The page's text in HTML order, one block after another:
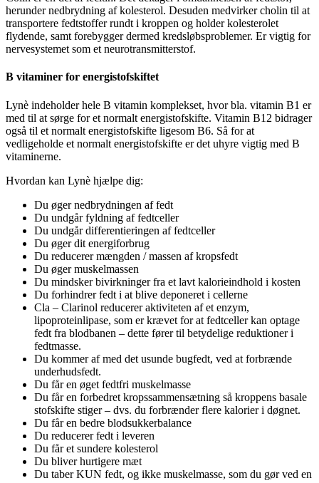
herunder nedbrydning af kolesterol. Desuden medvirker cholin til at
transportere fedtstoffer rundt i kroppen og holder kolesterolet
flydende, samt forebygger dermed kredsløbsproblemer. Er vigtig for
nervesystemet som et neurotransmitterstof.
B vitaminer for energistofskiftet
Lynè indeholder hele B vitamin komplekset, hvor bla. vitamin B1 er
med til at sørge for et normalt energistofskifte. Vitamin B12 bidrager
også til et normalt energistofskifte ligesom B6. Så for at
vedligeholde et normalt energistofskifte er det uhyre vigtig med B
vitaminerne.
Hvordan kan Lynè hjælpe dig:
Du øger nedbrydningen af fedt
Du undgår fyldning af fedtceller
Du undgår differentieringen af fedtceller
Du øger dit energiforbrug
Du reducerer mængden / massen af kropsfedt
Du øger muskelmassen
Du mindsker bivirkninger fra et lavt kalorieindhold i kosten
Du forhindrer fedt i at blive deponeret i cellerne
Cla – Clarinol reducerer aktiviteten af et enzym,
lipoproteinlipase, som er krævet for at fedtceller kan optage
fedt fra blodbanen – dette fører til betydelige reduktioner i
fedtmasse.
Du kommer af med det usunde bugfedt, ved at forbrænde
underhudsfedt.
Du får en øget fedtfri muskelmasse
Du får en forbedret kropssammensætning så kroppens basale
stofskifte stiger – dvs. du forbrænder flere kalorier i døgnet.
Du får en bedre blodsukkerbalance
Du reducerer fedt i leveren
Du får et sundere kolesterol
Du bliver hurtigere mæt
Du taber KUN fedt, og ikke muskelmasse, som du gør ved en